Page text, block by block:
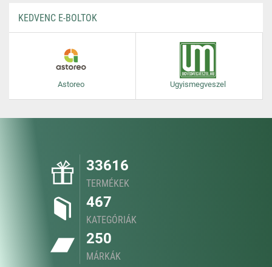
KEDVENC E-BOLTOK
Astoreo Ugyismegveszel
33616
TERMÉKEK
467
KATEGÓRIÁK
250
MÁRKÁK